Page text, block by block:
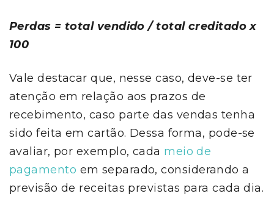
Perdas = total vendido / total creditado x
100
Vale destacar que, nesse caso, deve-se ter
atenção em relação aos prazos de
recebimento, caso parte das vendas tenha
sido feita em cartão. Dessa forma, pode-se
avaliar, por exemplo, cada meio de
pagamento em separado, considerando a
previsão de receitas previstas para cada dia.